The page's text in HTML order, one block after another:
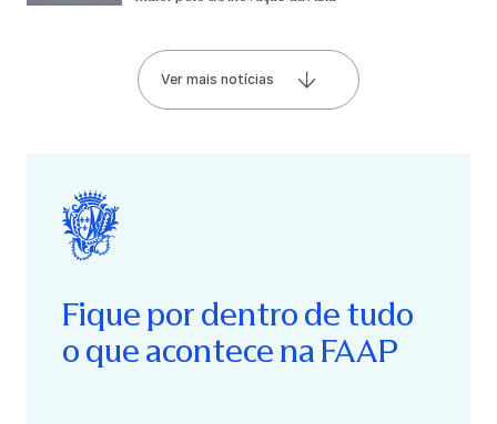
Ver mais notícias
Fique por dentro de tudo
o que acontece na FAAP